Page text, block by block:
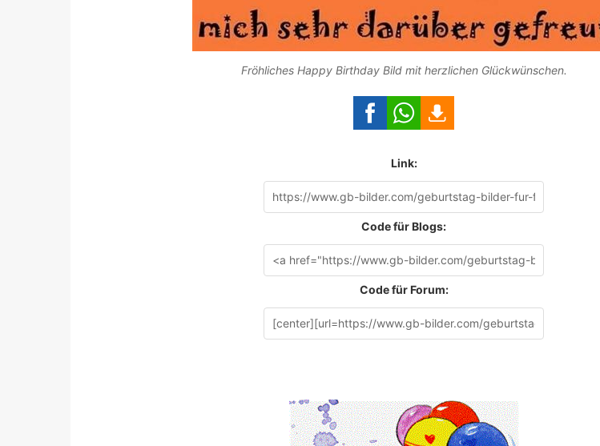
Fröhliches Happy Birthday Bild mit herzlichen Glückwünschen.
Link:
Code für Blogs:
Code für Forum: